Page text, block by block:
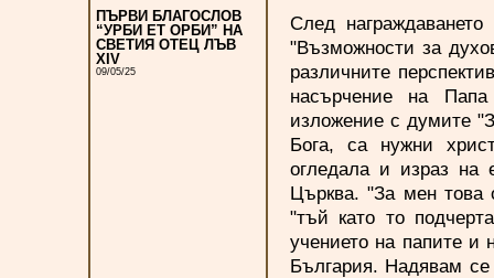
ПЪРВИ БЛАГОСЛОВ
“УРБИ ЕТ ОРБИ” НА
СВЕТИЯ ОТЕЦ ЛЪВ
XIV
09/05/25
След
"Възможности за
различните
насърчение на
изложение с думите
Бога, са нужни
огледала и израз на
Църква. "За мен това
"тъй като то
учението на папите и
България. Надявам